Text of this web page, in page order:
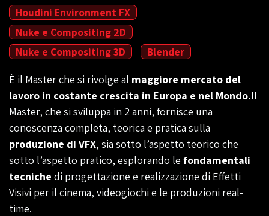
Houdini Environment FX
Nuke e Compositing 2D
Nuke e Compositing 3D
Blender
È il Master che si rivolge al maggiore mercato del
lavoro in costante crescita in Europa e nel Mondo.Il
Master, che si sviluppa in 2 anni, fornisce una
conoscenza completa, teorica e pratica sulla
produzione di VFX, sia sotto l’aspetto teorico che
sotto l’aspetto pratico, esplorando le fondamentali
tecniche di progettazione e realizzazione di Effetti
Visivi per il cinema, videogiochi e le produzioni real-
time.